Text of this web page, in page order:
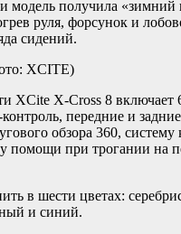
модель получила «зимний
руля, форсунок и
сидений.
XCITE)
XCite X-Cross 8 включает
передние и
обзора 360, систему
помощи при трогании на
в шести цветах:
и синий.